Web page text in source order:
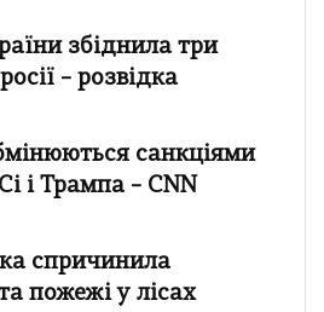
збіднила три
– розвідка
санкціями
і Трампа – CNN
спричинила
пожежі у лісах